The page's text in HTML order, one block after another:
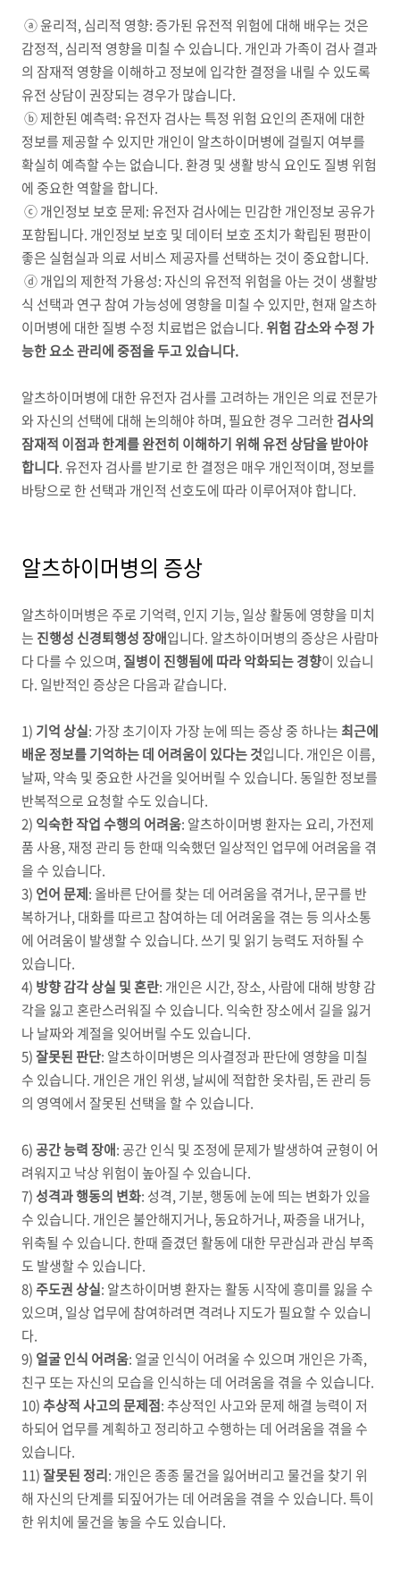
ⓐ 윤리적, 심리적 영향:증가된 유전적 위험에 대해 배우는 것은
감정적, 심리적 영향을 미칠 수 있습니다. 개인과 가족이 검사 결과
의 잠재적 영향을 이해하고 정보에 입각한 결정을 내릴 수 있도록
유전 상담이 권장되는 경우가 많습니다.
ⓑ 제한된 예측력:유전자 검사는 특정 위험 요인의 존재에 대한
정보를 제공할 수 있지만 개인이 알츠하이머병에 걸릴지 여부를
확실히 예측할 수는 없습니다.환경 및 생활 방식 요인도 질병 위험
에 중요한 역할을 합니다.
ⓒ 개인정보 보호 문제:유전자 검사에는 민감한 개인정보 공유가
포함됩니다. 개인정보 보호 및 데이터 보호 조치가 확립된 평판이
좋은 실험실과 의료 서비스 제공자를 선택하는 것이 중요합니다.
ⓓ 개입의 제한적 가용성: 자신의 유전적 위험을 아는 것이 생활방
식 선택과 연구 참여 가능성에 영향을 미칠 수 있지만,현재 알츠하
이머병에 대한 질병 수정 치료법은 없습니다.위험 감소와 수정 가
능한 요소 관리에 중점을 두고 있습니다.
알츠하이머병에 대한 유전자 검사를 고려하는 개인은 의료 전문가
와 자신의 선택에 대해 논의해야 하며, 필요한 경우 그러한검사의
잠재적 이점과 한계를 완전히 이해하기 위해 유전 상담을 받아야
합니다.유전자 검사를 받기로 한 결정은 매우 개인적이며, 정보를
바탕으로 한 선택과 개인적 선호도에 따라 이루어져야 합니다.
알츠하이머병의 증상
알츠하이머병은 주로 기억력, 인지 기능, 일상 활동에 영향을 미치
는 진행성 신경퇴행성 장애입니다. 알츠하이머병의 증상은 사람마
다 다를 수 있으며, 질병이 진행됨에 따라 악화되는 경향이 있습니
다. 일반적인 증상은 다음과 같습니다.
1) 기억 상실: 가장 초기이자 가장 눈에 띄는 증상 중 하나는 최근에
배운 정보를 기억하는 데 어려움이 있다는 것입니다. 개인은 이름,
날짜, 약속 및 중요한 사건을 잊어버릴 수 있습니다. 동일한 정보를
반복적으로 요청할 수도 있습니다.
2) 익숙한 작업 수행의 어려움: 알츠하이머병 환자는 요리, 가전제
품 사용, 재정 관리 등 한때 익숙했던 일상적인 업무에 어려움을 겪
을 수 있습니다.
3) 언어 문제:올바른 단어를 찾는 데 어려움을 겪거나,문구를 반
복하거나, 대화를 따르고 참여하는 데 어려움을 겪는 등 의사소통
에 어려움이 발생할 수 있습니다.쓰기 및 읽기 능력도 저하될 수
있습니다.
4) 방향 감각 상실 및 혼란: 개인은 시간, 장소,사람에 대해 방향 감
각을 잃고 혼란스러워질 수 있습니다. 익숙한 장소에서 길을 잃거
나 날짜와 계절을 잊어버릴 수도 있습니다.
5)잘못된 판단: 알츠하이머병은 의사결정과 판단에 영향을 미칠
수 있습니다. 개인은 개인 위생, 날씨에 적합한 옷차림,돈 관리 등
의 영역에서 잘못된 선택을 할 수 있습니다.
6)공간 능력 장애:공간 인식 및 조정에 문제가 발생하여 균형이 어
려워지고 낙상 위험이 높아질 수 있습니다.
7)성격과 행동의 변화: 성격, 기분,행동에 눈에 띄는 변화가 있을
수 있습니다. 개인은 불안해지거나, 동요하거나,짜증을 내거나,
위축될 수 있습니다.한때 즐겼던 활동에 대한 무관심과 관심 부족
도 발생할 수 있습니다.
8)주도권 상실: 알츠하이머병 환자는 활동 시작에 흥미를 잃을 수
있으며, 일상 업무에 참여하려면 격려나 지도가 필요할 수 있습니
다.
9) 얼굴 인식 어려움: 얼굴 인식이 어려울 수 있으며 개인은 가족,
친구 또는 자신의 모습을 인식하는 데 어려움을 겪을 수 있습니다.
10)추상적 사고의 문제점:추상적인 사고와 문제 해결 능력이 저
하되어 업무를 계획하고 정리하고 수행하는 데 어려움을 겪을 수
있습니다.
11)잘못된 정리: 개인은 종종 물건을 잃어버리고 물건을 찾기 위
해 자신의 단계를 되짚어가는 데 어려움을 겪을 수 있습니다.특이
한 위치에 물건을 놓을 수도 있습니다.